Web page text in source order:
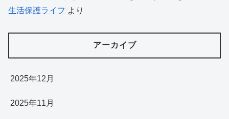
生活保護ライフ より
アーカイブ
2025年12月
2025年11月